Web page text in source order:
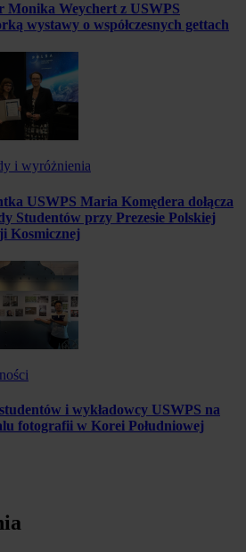
Monika Weychert z USWPS
wystawy o współczesnych gettach
i wyróżnienia
USWPS Maria Komędera dołącza
Studentów przy Prezesie Polskiej
Kosmicznej
i wykładowcy USWPS na
fotografii w Korei Południowej